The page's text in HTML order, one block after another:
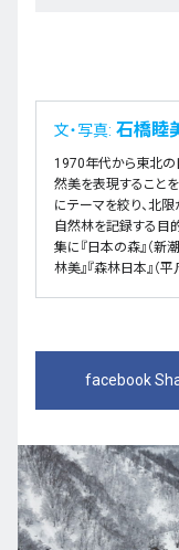
文・写真: 石橋睦
1970年代から東北の
然美を表現すること
にテーマを絞り、北
自然林を記録する目
集に『日本の森』（新
林美』『森林日本』（
facebook